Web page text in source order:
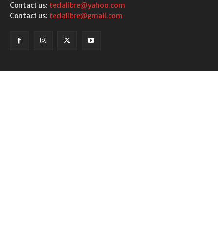
Contact us: teclalibre@yahoo.com
Contact us: teclalibre@gmail.com